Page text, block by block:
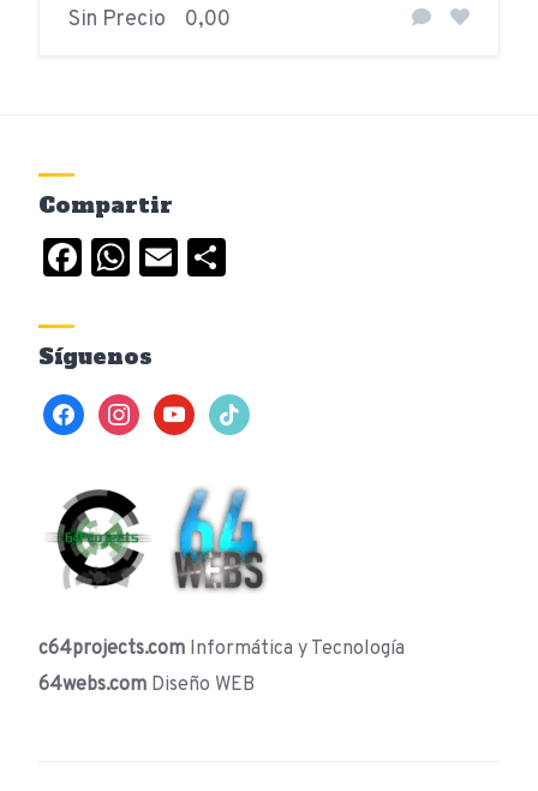
Sin Precio 0,00
Compartir
Facebook
WhatsApp
Email
Síguenos
facebookinstagramyoutubetiktok
c64projects.com Informática y Tecnología
64webs.com Diseño WEB